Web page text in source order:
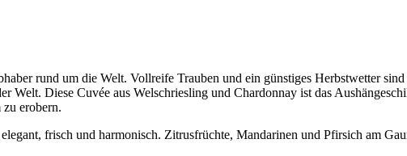
rund um die Welt. Vollreife Trauben und ein günstiges Herbstwetter
Welt. Diese Cuvée aus Welschriesling und Chardonnay ist das
erobern.
frisch und harmonisch. Zitrusfrüchte, Mandarinen und Pfirsich am